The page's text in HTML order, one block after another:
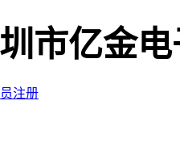
市亿金
注册